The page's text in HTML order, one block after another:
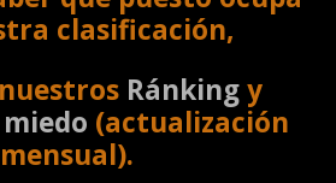
clasificación,
Ránkingy
(actualización
mensual).